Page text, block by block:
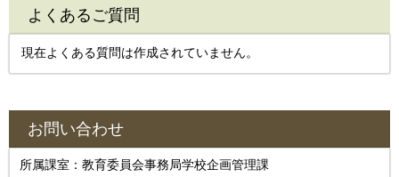
よくあるご質問
現在よくある質問は作成されていません。
お問い合わせ
所属課室：教育委員会事務局学校企画管理課